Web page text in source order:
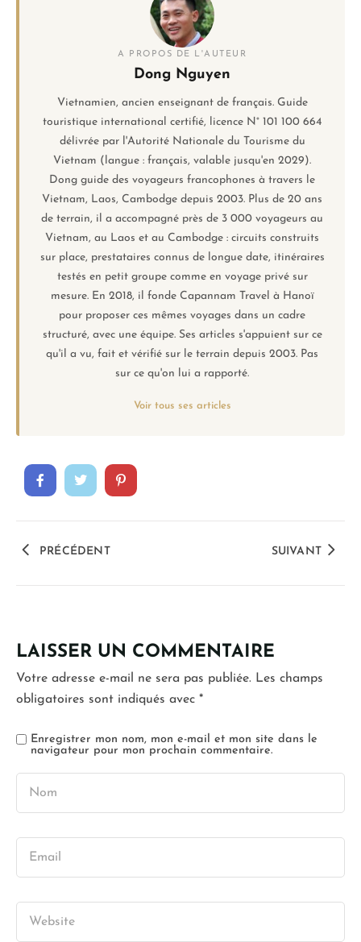
A PROPOS DE L'AUTEUR
Dong Nguyen
Vietnamien, ancien enseignant de français. Guide
touristique international certifié, licence N° 101 100 664
délivrée par l'Autorité Nationale du Tourisme du
Vietnam (langue : français, valable jusqu'en 2029).
Dong guide des voyageurs francophones à travers le
Vietnam, Laos, Cambodge depuis 2003. Plus de 20 ans
de terrain, il a accompagné près de 3 000 voyageurs au
Vietnam, au Laos et au Cambodge : circuits construits
sur place, prestataires connus de longue date, itinéraires
testés en petit groupe comme en voyage privé sur
mesure. En 2018, il fonde Capannam Travel à Hanoï
pour proposer ces mêmes voyages dans un cadre
structuré, avec une équipe. Ses articles s'appuient sur ce
qu'il a vu, fait et vérifié sur le terrain depuis 2003. Pas
sur ce qu'on lui a rapporté.
Voir tous ses articles
PRÉCÉDENT SUIVANT
LAISSER UN COMMENTAIRE
Votre adresse e-mail ne sera pas publiée. Les champs
obligatoires sont indiqués avec *
Enregistrer mon nom, mon e-mail et mon site dans le
navigateur pour mon prochain commentaire.